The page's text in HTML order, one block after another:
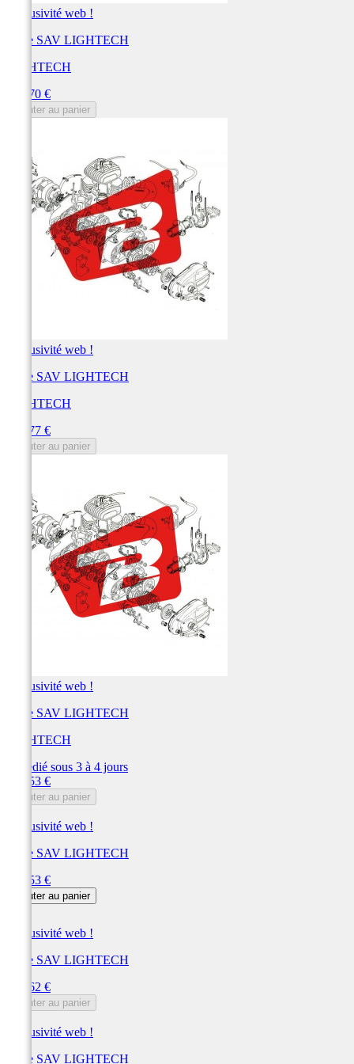
Exclusivité web !
Pièce SAV LIGHTECH
LIGHTECH
137,70 €
Ajouter au panier
Exclusivité web !
Pièce SAV LIGHTECH
LIGHTECH
129,77 €
Ajouter au panier
Exclusivité web !
Pièce SAV LIGHTECH
LIGHTECH
Expédié sous 3 à 4 jours
120,53 €
Ajouter au panier
Exclusivité web !
Pièce SAV LIGHTECH
120,53 €
Ajouter au panier
Exclusivité web !
Pièce SAV LIGHTECH
111,62 €
Ajouter au panier
Exclusivité web !
Pièce SAV LIGHTECH